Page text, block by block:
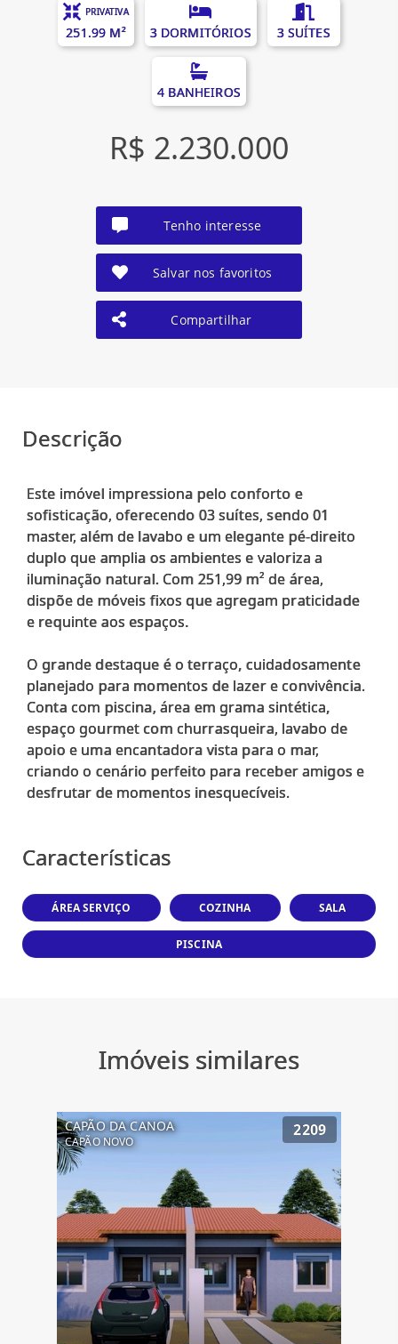
PRIVATIVA
251.99 M² 3 DORMITÓRIOS 3 SUÍTES
4 BANHEIROS
R$ 2.230.000
Tenho interesse
Salvar nos favoritos
Compartilhar
Descrição
Este imóvel impressiona pelo conforto e
sofisticação, oferecendo 03 suítes, sendo 01
master, além de lavabo e um elegante pé-direito
duplo que amplia os ambientes e valoriza a
iluminação natural. Com 251,99 m² de área,
dispõe de móveis fixos que agregam praticidade
e requinte aos espaços.
O grande destaque é o terraço, cuidadosamente
planejado para momentos de lazer e convivência.
Conta com piscina, área em grama sintética,
espaço gourmet com churrasqueira, lavabo de
apoio e uma encantadora vista para o mar,
criando o cenário perfeito para receber amigos e
desfrutar de momentos inesquecíveis.
Características
ÁREA SERVIÇO COZINHA SALA
PISCINA
Imóveis similares
CAPÃO DA CANOA
CAPÃO NOVO
2209